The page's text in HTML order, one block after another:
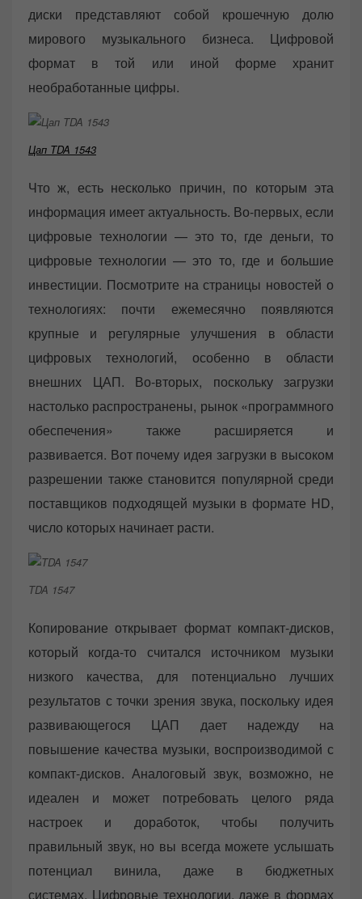
диски представляют собой крошечную долю
мирового музыкального бизнеса. Цифровой
формат в той или иной форме хранит
необработанные цифры.
Цап TDA 1543
Что ж, есть несколько причин, по которым эта
информация имеет актуальность. Во-первых, если
цифровые технологии — это то, где деньги, то
цифровые технологии — это то, где и большие
инвестиции. Посмотрите на страницы новостей о
технологиях: почти ежемесячно появляются
крупные и регулярные улучшения в области
цифровых технологий, особенно в области
внешних ЦАП. Во-вторых, поскольку загрузки
настолько распространены, рынок «программного
обеспечения» также расширяется и
развивается. Вот почему идея загрузки в высоком
разрешении также становится популярной среди
поставщиков подходящей музыки в формате HD,
число которых начинает расти.
TDA 1547
Копирование открывает формат компакт-дисков,
который когда-то считался источником музыки
низкого качества, для потенциально лучших
результатов с точки зрения звука, поскольку идея
развивающегося ЦАП дает надежду на
повышение качества музыки, воспроизводимой с
компакт-дисков. Аналоговый звук, возможно, не
идеален и может потребовать целого ряда
настроек и доработок, чтобы получить
правильный звук, но вы всегда можете услышать
потенциал винила, даже в бюджетных
системах. Цифровые технологии, даже в формах